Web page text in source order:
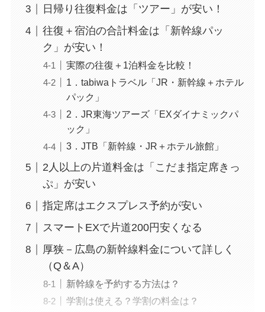
日帰り往復料金は「ツアー」が安い！
往復＋宿泊の合計料金は「新幹線パッ
ク」が安い！
実際の往復＋1泊料金を比較！
1．tabiwaトラベル「JR・新幹線＋ホテル
パック」
2．JR東海ツアーズ「EXダイナミックパ
ック」
3．JTB「新幹線・JR＋ホテル旅館」
2人以上の片道料金は「こだま指定席きっ
ぷ」が安い
指定席はエクスプレス予約が安い
スマートEXで片道200円安くなる
厚狭－広島の新幹線料金について詳しく
（Q＆A）
新幹線を予約する方法は？
学割は使える？学割の料金は？